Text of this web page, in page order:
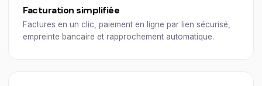
Facturation simplifiée
Factures en un clic, paiement en ligne par lien sécurisé,
empreinte bancaire et rapprochement automatique.